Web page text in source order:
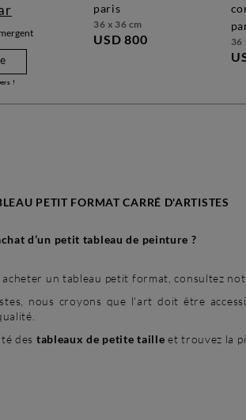
!
paris
36 x 36 cm
USD 800 36
PETIT FORMAT CARRÉ D'ARTISTES
d’un petit tableau de peinture ?
acheter un tableau petit format, consultez
nous croyons que l'art doit être
des tableaux de petite taille et trouvez la